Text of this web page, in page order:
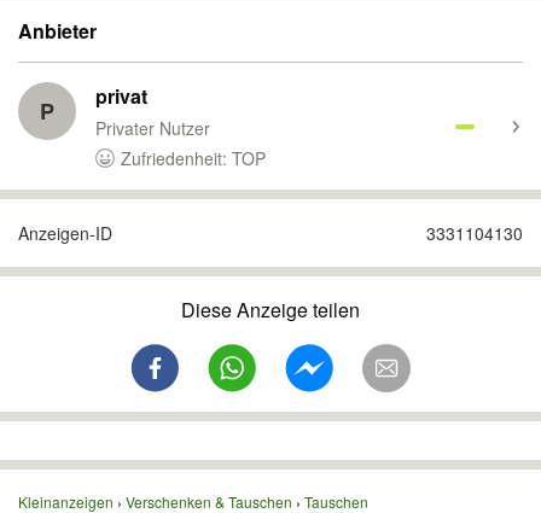
Anbieter
P privat
Privater Nutzer
Zufriedenheit: TOP
Anzeigen-ID 3331104130
Diese Anzeige teilen
Kleinanzeigen Verschenken & Tauschen Tauschen